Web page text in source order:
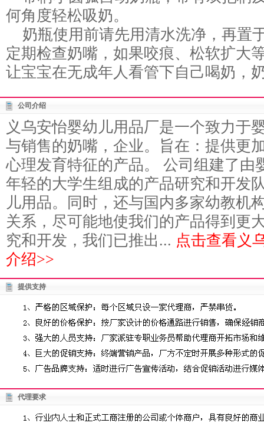
何角度轻松吸奶。
奶瓶使用前请先用清水洗净，再置
定期检查奶嘴，如果咬痕、松软扩大
让宝宝在无成年人看管下自己喝奶，
公司介绍
义乌安怡婴幼儿用品厂是一个致力于
与销售的奶嘴，企业。旨在：提供更
心理发育特征的产品。 公司组建了由
年轻的大学生组成的产品研究和开发
儿用品。同时，还与国内多家幼教机
关系，尽可能地使我们的产品得到更
究和开发，我们已推出... 点击查看义
介绍>>
提供支持
代理要求